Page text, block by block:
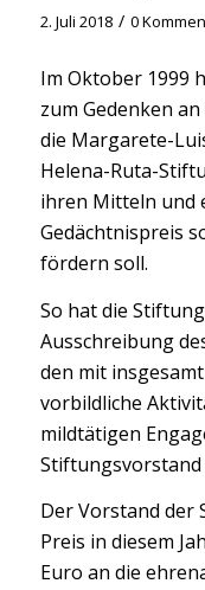
2. Juli 2018 / 0
Im Oktober 1999
zum Gedenken
die Margarete-
Helena-Ruta-
ihren Mitteln und
Gedächtnispreis
fördern soll.
So hat die
Ausschreibung
den mit
vorbildliche
mildtätigen
Der Vorstand der
Preis in diesem
Euro an die